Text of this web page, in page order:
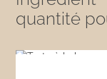
quantité